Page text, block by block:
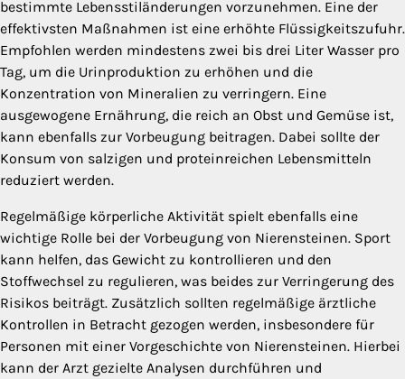
bestimmte Lebensstiländerungen vorzunehmen. Eine der
effektivsten Maßnahmen ist eine erhöhte Flüssigkeitszufuhr.
Empfohlen werden mindestens zwei bis drei Liter Wasser pro
Tag, um die Urinproduktion zu erhöhen und die
Konzentration von Mineralien zu verringern. Eine
ausgewogene Ernährung, die reich an Obst und Gemüse ist,
kann ebenfalls zur Vorbeugung beitragen. Dabei sollte der
Konsum von salzigen und proteinreichen Lebensmitteln
reduziert werden.
Regelmäßige körperliche Aktivität spielt ebenfalls eine
wichtige Rolle bei der Vorbeugung von Nierensteinen. Sport
kann helfen, das Gewicht zu kontrollieren und den
Stoffwechsel zu regulieren, was beides zur Verringerung des
Risikos beiträgt. Zusätzlich sollten regelmäßige ärztliche
Kontrollen in Betracht gezogen werden, insbesondere für
Personen mit einer Vorgeschichte von Nierensteinen. Hierbei
kann der Arzt gezielte Analysen durchführen und